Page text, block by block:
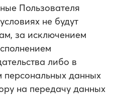
Пользователя
не будут
за исключением
либо в
персональных данных
на передачу данных